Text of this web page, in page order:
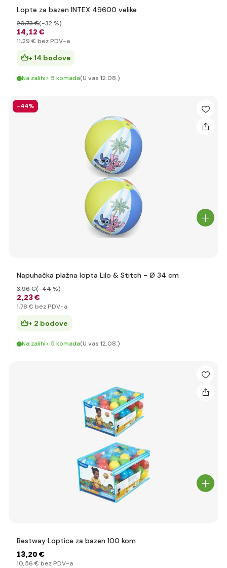
Lopte za bazen INTEX 49600 velike
14,12 €
20,73 €(-32 %)
11,29 € bez PDV-a
+ 14 bodova
Na zalihi> 5 komada(U vas 12.08.)
-44%
Napuhačka plažna lopta Lilo & Stitch - Ø 34 cm
2,23 €
3,96 €(-44 %)
1,78 € bez PDV-a
+ 2 bodove
Na zalihi> 5 komada(U vas 12.08.)
Bestway Loptice za bazen 100 kom
13,20 €
10,56 € bez PDV-a